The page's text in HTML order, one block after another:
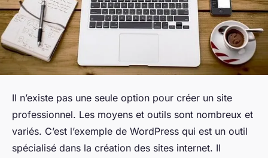
Il n’existe pas une seule option pour créer un site
professionnel. Les moyens et outils sont nombreux et
variés. C’est l’exemple de WordPress qui est un outil
spécialisé dans la création des sites internet. Il